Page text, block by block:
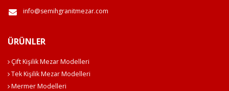
info@semihgranitmezar.com
ÜRÜNLER
Çift Kişilik Mezar Modelleri
Tek Kişilik Mezar Modelleri
Mermer Modelleri